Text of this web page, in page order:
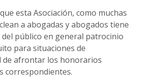
esta Asociación, como muchas
a abogadas y abogados tiene
público en general patrocinio
para situaciones de
de afrontar los honorarios
correspondientes.